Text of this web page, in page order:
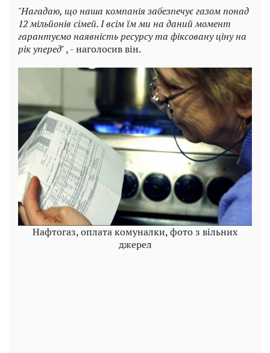
"Нагадаю, що наша компанія забезпечує газом понад
12 мільйонів сімей. І всім їм ми на даний момент
гарантуємо наявність ресурсу та фіксовану ціну на
рік уперед", - наголосив він.
Нафтогаз, оплата комуналки, фото з вільних
джерел